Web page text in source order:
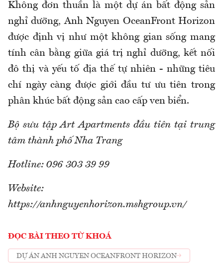
Không đơn thuần là một dự án bất động sản
nghỉ dưỡng, Anh Nguyen OceanFront Horizon
được định vị như một không gian sống mang
tính cân bằng giữa giá trị nghỉ dưỡng, kết nối
đô thị và yếu tố địa thế tự nhiên - những tiêu
chí ngày càng được giới đầu tư ưu tiên trong
phân khúc bất động sản cao cấp ven biển.
Bộ sưu tập Art Apartments đầu tiên tại trung
tâm thành phố Nha Trang
Hotline: 096 303 39 99
Website:
https://anhnguyenhorizon.mshgroup.vn/
ĐỌC BÀI THEO TỪ KHOÁ
DỰ ÁN ANH NGUYEN OCEANFRONT HORIZON